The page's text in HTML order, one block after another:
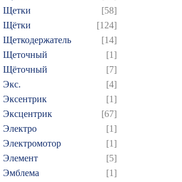
Щетки
[58]
Щётки
[124]
Щеткодержатель
[14]
Щеточный
[1]
Щёточный
[7]
Экс.
[4]
Эксентрик
[1]
Эксцентрик
[67]
Электро
[1]
Электромотор
[1]
Элемент
[5]
Эмблема
[1]